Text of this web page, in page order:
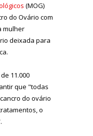
(MOG)
do Ovário com
mulher
deixada para
11.000
que "todas
do ovário
o